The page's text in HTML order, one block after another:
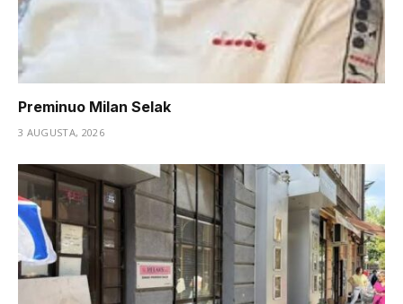
Preminuo Milan Selak
3 AUGUSTA, 2026